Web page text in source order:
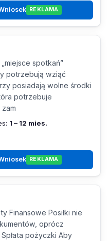
REKLAMA
spotkań”
potrzebują wziąć
posiadają wolne środki
potrzebuje
1 – 12 mies.
REKLAMA
Finansowe Posiłki nie
oprócz
pożyczki Aby